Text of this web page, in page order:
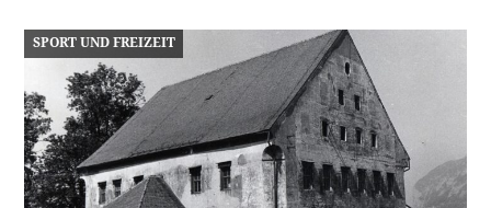
SPORT UND FREIZEIT